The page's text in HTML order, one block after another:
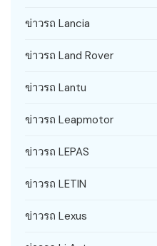
ข่าวรถ Lancia
ข่าวรถ Land Rover
ข่าวรถ Lantu
ข่าวรถ Leapmotor
ข่าวรถ LEPAS
ข่าวรถ LETIN
ข่าวรถ Lexus